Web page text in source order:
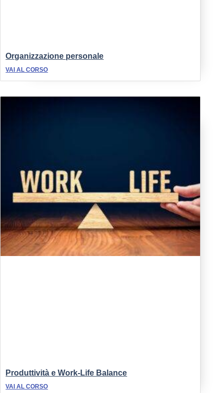
Organizzazione personale
VAI AL CORSO
Produttività e Work-Life Balance
VAI AL CORSO